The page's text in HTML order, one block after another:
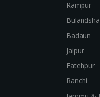
Rampur
Badaun
Jaipur
Fatehpur
Ranchi